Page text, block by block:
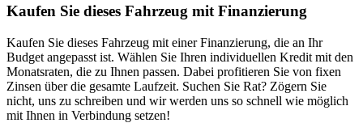
Kaufen Sie dieses Fahrzeug mit Finanzierung
Kaufen Sie dieses Fahrzeug mit einer Finanzierung, die an Ihr
Budget angepasst ist. Wählen Sie Ihren individuellen Kredit mit den
Monatsraten, die zu Ihnen passen. Dabei profitieren Sie von fixen
Zinsen über die gesamte Laufzeit. Suchen Sie Rat? Zögern Sie
nicht, uns zu schreiben und wir werden uns so schnell wie möglich
mit Ihnen in Verbindung setzen!